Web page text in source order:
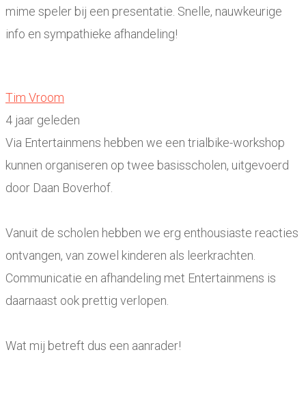
mime speler bij een presentatie. Snelle, nauwkeurige
info en sympathieke afhandeling!
Tim Vroom
4 jaar geleden
Via Entertainmens hebben we een trialbike-workshop
kunnen organiseren op twee basisscholen, uitgevoerd
door Daan Boverhof.
Vanuit de scholen hebben we erg enthousiaste reacties
ontvangen, van zowel kinderen als leerkrachten.
Communicatie en afhandeling met Entertainmens is
daarnaast ook prettig verlopen.
Wat mij betreft dus een aanrader!